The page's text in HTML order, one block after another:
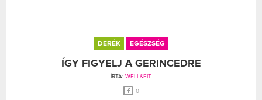
DERÉK EGÉSZSÉG
ÍGY FIGYELJ A GERINCEDRE
ÍRTA: WELL&FIT
0